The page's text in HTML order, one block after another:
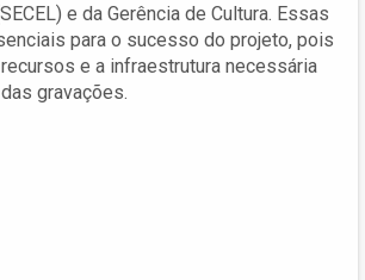
e da Gerência de Cultura. Essas
para o sucesso do projeto, pois
e a infraestrutura necessária
gravações.